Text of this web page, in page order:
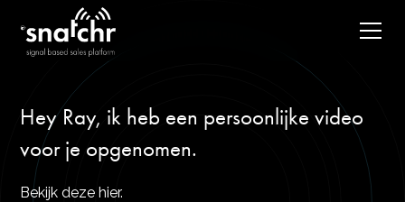
Hey Ray, ik heb een persoonlijke video
voor je opgenomen.
Bekijk deze hier.